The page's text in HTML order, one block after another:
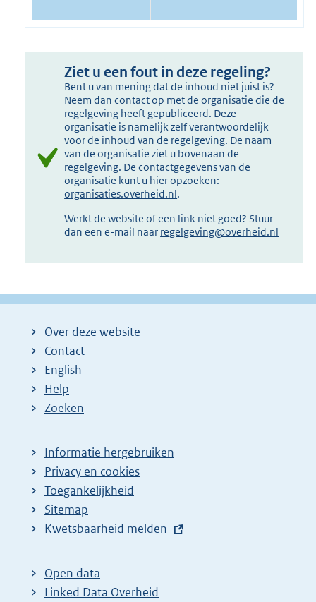
Ziet u een fout in deze regeling?
Bent u van mening dat de inhoud niet juist is?
Neem dan contact op met de organisatie die de
regelgeving heeft gepubliceerd. Deze
organisatie is namelijk zelf verantwoordelijk
voor de inhoud van de regelgeving. De naam
van de organisatie ziet u bovenaan de
regelgeving. De contactgegevens van de
organisatie kunt u hier opzoeken:
organisaties.overheid.nl.
Werkt de website of een link niet goed? Stuur
dan een e-mail naar regelgeving@overheid.nl
Over deze website
Contact
English
Help
Zoeken
Informatie hergebruiken
Privacy en cookies
Toegankelijkheid
Sitemap
E
t
e
Kwetsbaarheid melden
Open data
Linked Data Overheid